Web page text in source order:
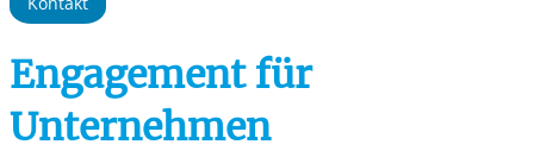
Engagement für
Unternehmen